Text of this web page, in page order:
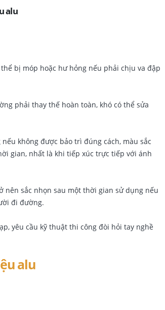
bị móp hoặc hư hỏng nếu phải chịu va đập
phải thay thế hoàn toàn, khó có thể sửa
không được bảo trì đúng cách, màu sắc
gian, nhất là khi tiếp xúc trực tiếp với ánh
nên sắc nhọn sau một thời gian sử dụng nếu
đi đường.
yêu cầu kỹ thuật thi công đòi hỏi tay nghề